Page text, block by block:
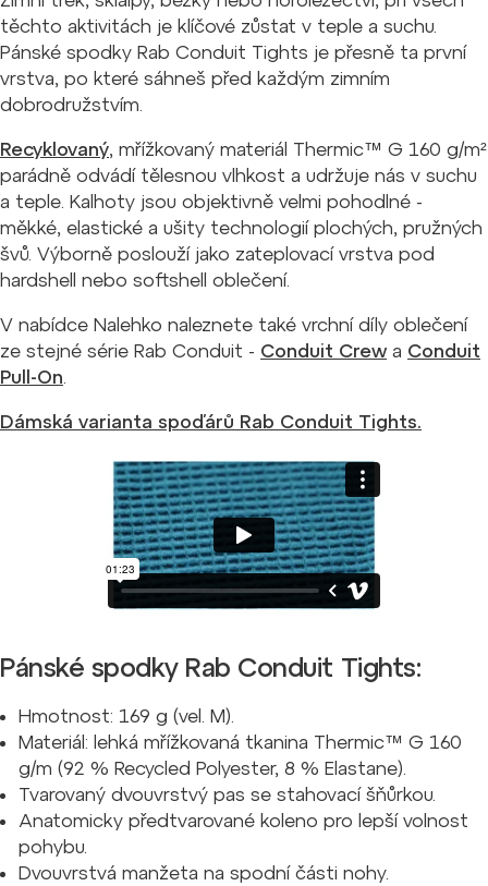
těchto aktivitách je klíčové zůstat v teple a suchu.
Pánské spodky Rab Conduit Tights je přesně ta první
vrstva, po které sáhneš před každým zimním
dobrodružstvím.
Recyklovaný, mřížkovaný materiál Thermic™ G 160 g/m²
parádně odvádí tělesnou vlhkost a udržuje nás v suchu
a teple. Kalhoty jsou objektivně velmi pohodlné -
měkké, elastické a ušity technologií plochých, pružných
švů. Výborně poslouží jako zateplovací vrstva pod
hardshell nebo softshell oblečení.
V nabídce Nalehko naleznete také vrchní díly oblečení
ze stejné série Rab Conduit - Conduit Crew a Conduit
Pull-On.
Dámská varianta spoďárů Rab Conduit Tights.
Pánské spodky Rab Conduit Tights:
Hmotnost: 169 g (vel. M).
Materiál: lehká mřížkovaná tkanina Thermic™ G 160
g/m (92 % Recycled Polyester, 8 % Elastane).
Tvarovaný dvouvrstvý pas se stahovací šňůrkou.
Anatomicky předtvarované koleno pro lepší volnost
pohybu.
Dvouvrstvá manžeta na spodní části nohy.